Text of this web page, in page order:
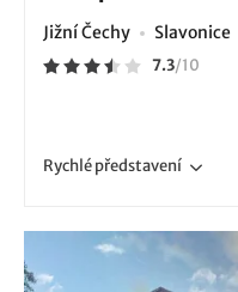
Jižní Čechy Slavonice
7.3/10
Rychlépředstavení